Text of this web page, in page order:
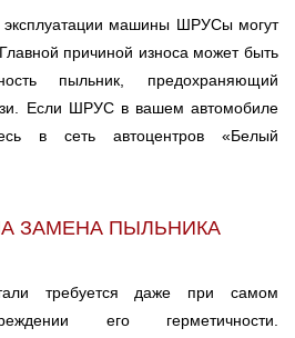
эксплуатации машины ШРУСы могут
причиной износа может быть
пыльник, предохраняющий
Если ШРУС в вашем автомобиле
в сеть автоцентров «Белый
ЗАМЕНА ПЫЛЬНИКА
требуется даже при самом
его герметичности.